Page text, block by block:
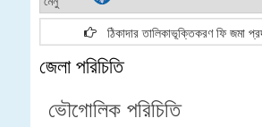
ঠিকাদার তালিকাভূক্তিকরণ ফি জমা প্রদান
জেলা পরিচিতি
ভৌগোলিক পরিচিতি